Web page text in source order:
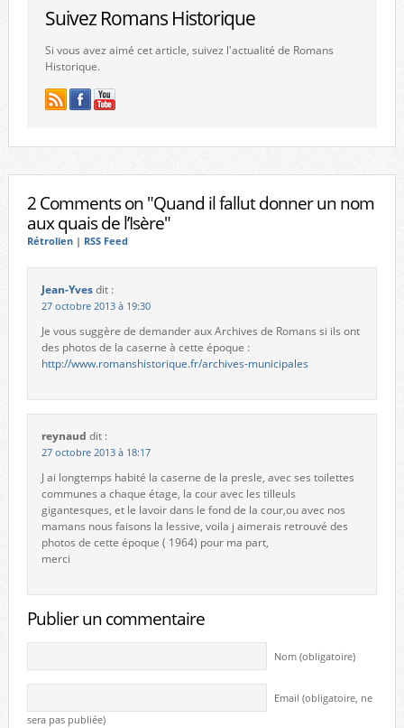
Suivez Romans Historique
Si vous avez aimé cet article, suivez l'actualité de Romans
Historique.
2 Comments on "Quand il fallut donner un nom
aux quais de l’Isère"
Rétrolien| RSS Feed
Jean-Yvesdit :
27 octobre 2013 à 19:30
Je vous suggère de demander aux Archives de Romans si ils ont
des photos de la caserne à cette époque :
http://www.romanshistorique.fr/archives-municipales
reynaud dit :
27 octobre 2013 à 18:17
J ai longtemps habité la caserne de la presle, avec ses toilettes
communes a chaque étage, la cour avec les tilleuls
gigantesques, et le lavoir dans le fond de la cour,ou avec nos
mamans nous faisons la lessive, voila j aimerais retrouvé des
photos de cette époque ( 1964) pour ma part,
merci
Publier un commentaire
Nom (obligatoire)
Email (obligatoire, ne
sera pas publiée)